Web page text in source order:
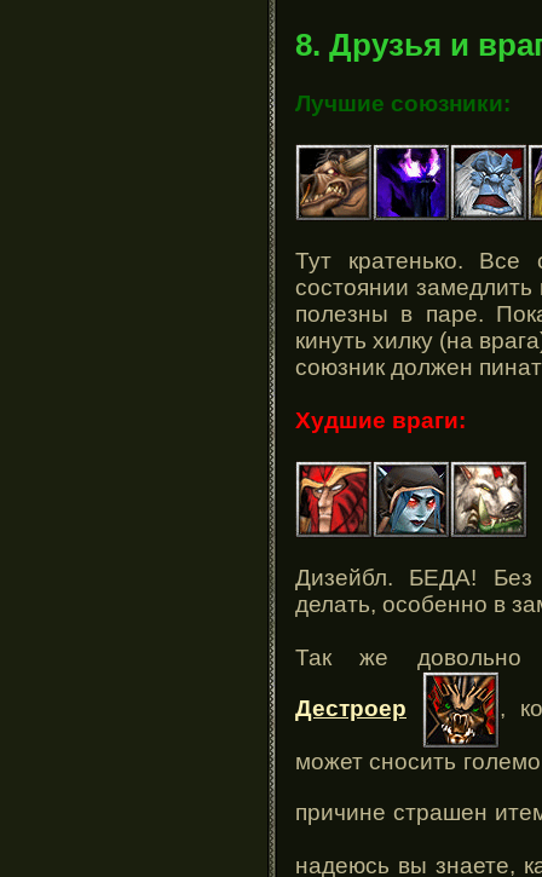
8. Друзья и
Лучшие союзники:
Тут кратенько.
состоянии
полезны в паре.
кинуть хилку (на
союзник должен
Худшие враги:
Дизейбл. БЕДА! Без
делать, особенно в
Так же довольно
Дестроер ,
может сносить
причине страшен
надеюсь вы знаете,